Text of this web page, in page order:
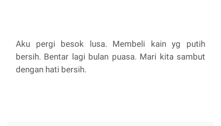
Aku pergi besok lusa. Membeli kain yg putih
bersih. Bentar lagi bulan puasa. Mari kita sambut
dengan hati bersih.